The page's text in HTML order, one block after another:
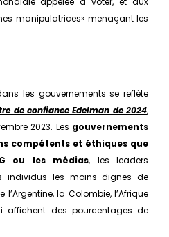
manipulatrices» menaçant les
les gouvernements se reflète
de confiance Edelman de 2024,
2023. Les gouvernements
compétents et éthiques que
ou les médias, les leaders
individus les moins dignes de
la Colombie, l’Afrique
affichent des pourcentages de